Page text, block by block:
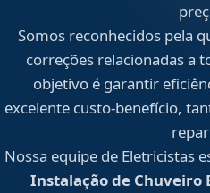
Somos reconhecidos pela
correções relacionadas a
objetivo é garantir
excelente custo-benefício,
Nossa equipe de Eletricistas
Instalação de Chuveiro